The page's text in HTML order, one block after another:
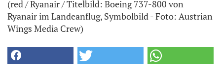
(red / Ryanair / Titelbild: Boeing 737-800 von
Ryanair im Landeanflug, Symbolbild - Foto: Austrian
Wings Media Crew)